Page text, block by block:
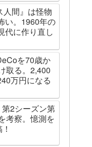
人間』は怪物
い。1960年の
代に作り直し
を70歳か
取る。2,400
万円になる
第2シーズン第
考察。憶測を